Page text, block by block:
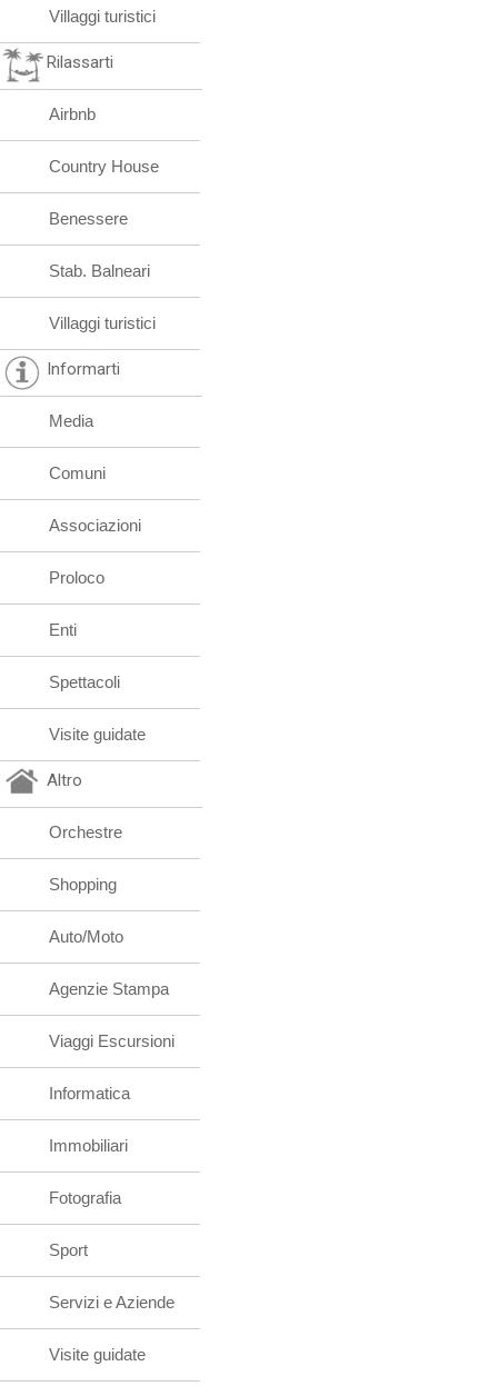
Villaggi turistici
Rilassarti
Airbnb
Country House
Benessere
Stab. Balneari
Villaggi turistici
Informarti
Media
Comuni
Associazioni
Proloco
Enti
Spettacoli
Visite guidate
Altro
Orchestre
Shopping
Auto/Moto
Agenzie Stampa
Viaggi Escursioni
Informatica
Immobiliari
Fotografia
Sport
Servizi e Aziende
Visite guidate